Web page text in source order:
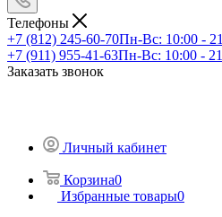
Телефоны
+7 (812) 245-60-70Пн-Вс: 10:00 -
+7 (911) 955-41-63Пн-Вс: 10:00 -
Заказать звонок
Личный кабинет
Корзина0
Избранные товары0